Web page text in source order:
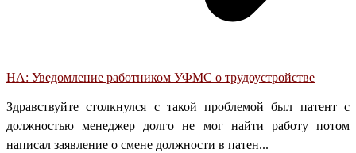
НА: Уведомление работником УФМС о трудоустройстве
Здравствуйте столкнулся с такой проблемой был патент с
должностью менеджер долго не мог найти работу потом
написал заявление о смене должности в патен...